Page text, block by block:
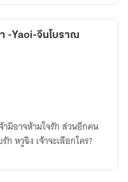
-Yaoi-จีนโบราณ
มิอาจห้ามใจรัก ส่วนอีกคน
หวูฉิง เจ้าจะเลือกใคร?